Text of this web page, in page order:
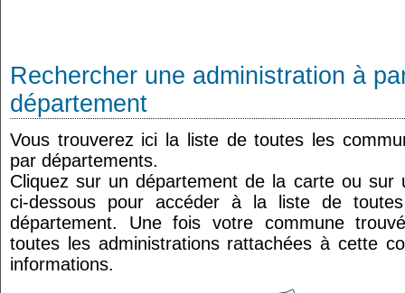
Rechercher une administration à
département
Vous trouverez ici la liste de toutes les
par départements.
Cliquez sur un département de la carte ou sur
ci-dessous pour accéder à la liste de
département. Une fois votre commune
toutes les administrations rattachées à cette
informations.